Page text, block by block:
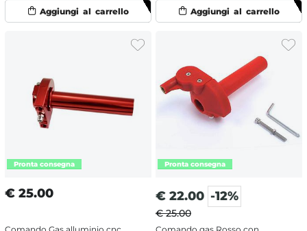
€ 25.00 € 22.00 -12%
€ 25.00